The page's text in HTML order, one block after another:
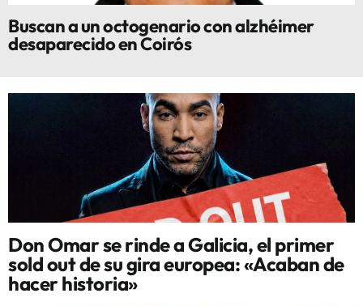
Buscan a un octogenario con alzhéimer
desaparecido en Coirós
Don Omar se rinde a Galicia, el primer
sold out de su gira europea: «Acaban de
hacer historia»